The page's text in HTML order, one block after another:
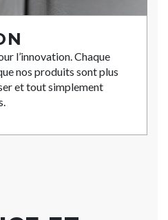
l’innovation. Chaque
nos produits sont plus
et tout simplement